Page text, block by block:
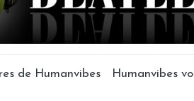
de Humanvibes Humanvibes